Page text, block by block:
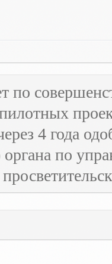
по
4 года
органа по